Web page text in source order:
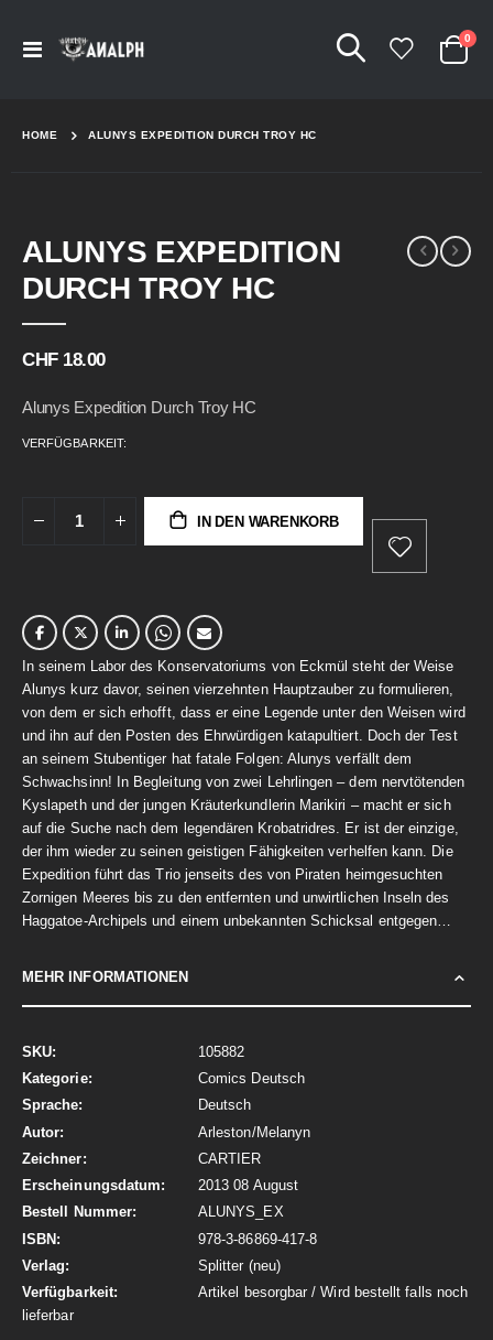
Navigation
Cart
0
HOME ALUNYS EXPEDITION DURCH TROY HC
ALUNYS EXPEDITION
DURCH TROY HC
CHF 18.00
Alunys Expedition Durch Troy HC
VERFÜGBARKEIT:
IN DEN WARENKORB
In seinem Labor des Konservatoriums von Eckmül steht der Weise
Alunys kurz davor, seinen vierzehnten Hauptzauber zu formulieren,
von dem er sich erhofft, dass er eine Legende unter den Weisen wird
und ihn auf den Posten des Ehrwürdigen katapultiert. Doch der Test
an seinem Stubentiger hat fatale Folgen: Alunys verfällt dem
Schwachsinn! In Begleitung von zwei Lehrlingen – dem nervtötenden
Kyslapeth und der jungen Kräuterkundlerin Marikiri – macht er sich
auf die Suche nach dem legendären Krobatridres. Er ist der einzige,
der ihm wieder zu seinen geistigen Fähigkeiten verhelfen kann. Die
Expedition führt das Trio jenseits des von Piraten heimgesuchten
Zornigen Meeres bis zu den entfernten und unwirtlichen Inseln des
Haggatoe-Archipels und einem unbekannten Schicksal entgegen…
MEHR INFORMATIONEN
Mehr
Informationen
105882
Comics Deutsch
Deutsch
Arleston/Melanyn
CARTIER
2013 08 August
ALUNYS_EX
978-3-86869-417-8
Splitter (neu)
Artikel besorgbar / Wird bestellt falls noch
lieferbar
to
the
end
images
to
the
beginning
images